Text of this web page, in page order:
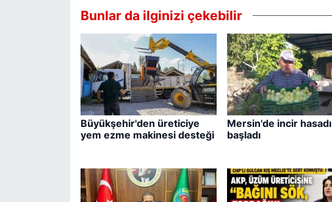
Bunlar da ilginizi çekebilir
Büyükşehir'den üreticiye
yem ezme makinesi desteği
Mersin'de incir hasadı
başladı